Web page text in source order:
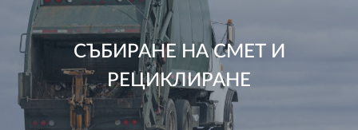
СЪБИРАНЕ НА СМЕТ И
РЕЦИКЛИРАНЕ